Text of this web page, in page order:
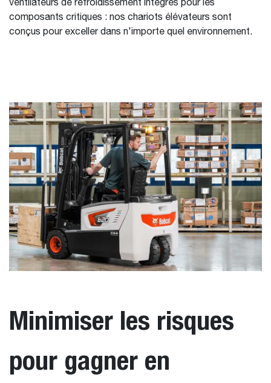
ventilateurs de refroidissement intégrés pour les
composants critiques : nos chariots élévateurs sont
conçus pour exceller dans n'importe quel environnement.
Minimiser les risques
pour gagner en